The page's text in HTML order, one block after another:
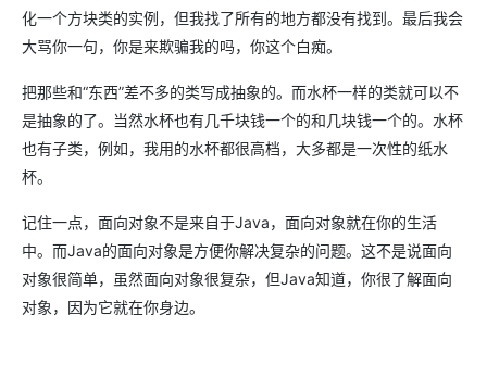
化一个方块类的实例，但我找了所有的地方都没有找到。最后我会
大骂你一句，你是来欺骗我的吗，你这个白痴。
把那些和“东西”差不多的类写成抽象的。而水杯一样的类就可以不
是抽象的了。当然水杯也有几千块钱一个的和几块钱一个的。水杯
也有子类，例如，我用的水杯都很高档，大多都是一次性的纸水
杯。
记住一点，面向对象不是来自于Java，面向对象就在你的生活
中。而Java的面向对象是方便你解决复杂的问题。这不是说面向
对象很简单，虽然面向对象很复杂，但Java知道，你很了解面向
对象，因为它就在你身边。